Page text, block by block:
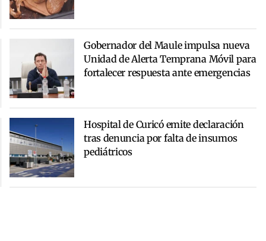
Gobernador del Maule impulsa nueva
Unidad de Alerta Temprana Móvil para
fortalecer respuesta ante emergencias
Hospital de Curicó emite declaración
tras denuncia por falta de insumos
pediátricos